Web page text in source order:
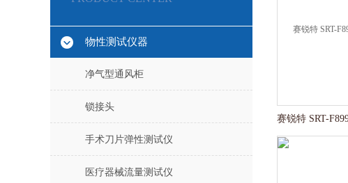
物性测试仪器
净气型通风柜
锁接头
手术刀片弹性测试仪
医疗器械流量测试仪